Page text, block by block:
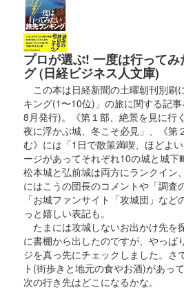
販売終了
沼田城 御城印 真田信之版
沼田城址 御城印 入梅
販売終了
沼田城跡 御城印 夏至
販売終了
沼田城跡 御城印 旧暦（
プロが選ぶ! 一度は行って
グ (日経ビジネス人文庫)
この本は日経新聞の土曜朝刊別刷
キング(1〜10位)」の旅に関する記
8月発行)。《第１部、絶景を見に行
夜に浮かぶ城、冬こそ必見」、《第
む》には「1日で散策満喫、ほどよ
ージがあってそれぞれ10の城と城下
松本城と弘前城は両方にランクイン
にはこうの団長のコメントや「調査
「お城ファンサイト「攻城団」な
っと嬉しい表記も。
たまには攻城しないお出かけ先を
に書棚から出したのですが、やっぱ
ジを真っ先にチェックしました。さ
ト(街歩きと地元の食やお酒)があっ
次の行き先はどこになるかな。